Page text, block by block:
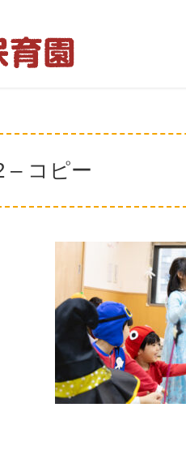
– コピー